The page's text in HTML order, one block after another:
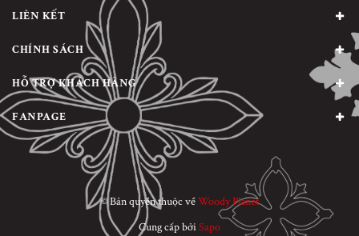
LIÊN KẾT
CHÍNH SÁCH
HỖ TRỢ KHÁCH HÀNG
FANPAGE
© Bản quyền thuộc vềWoody Planet
Cung cấp bởiSapo